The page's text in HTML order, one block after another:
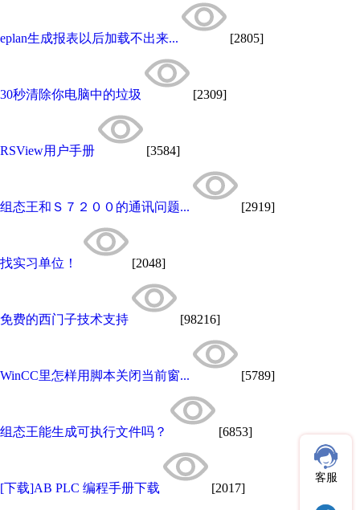
eplan生成报表以后加载不出来... [2805]
30秒清除你电脑中的垃圾 [2309]
RSView用户手册 [3584]
组态王和Ｓ７２００的通讯问题... [2919]
找实习单位！ [2048]
免费的西门子技术支持 [98216]
WinCC里怎样用脚本关闭当前窗... [5789]
组态王能生成可执行文件吗？ [6853]
[下载]AB PLC 编程手册下载 [2017]
客服